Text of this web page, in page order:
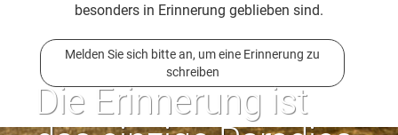
besonders in Erinnerung geblieben sind.
Melden Sie sich bitte an, um eine Erinnerung zu
schreiben
Die Erinnerung ist